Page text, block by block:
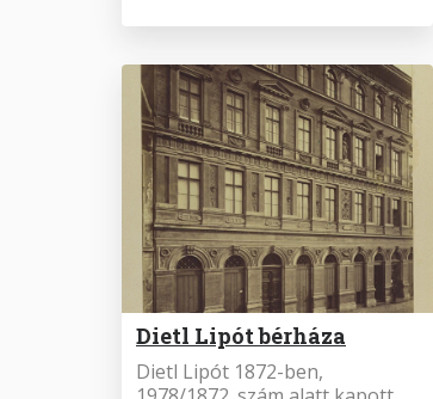
Dietl Lipót bérháza
Dietl Lipót 1872-ben,